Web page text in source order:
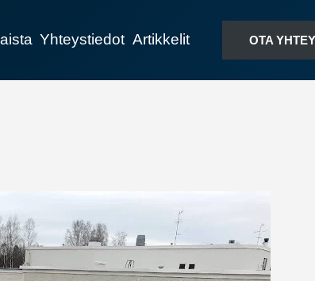
Yhteystiedot Artikkelit OTA